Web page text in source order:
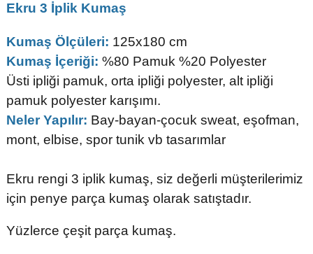
Ekru 3 İplik Kumaş
Kumaş Ölçüleri: 125x180 cm
Kumaş İçeriği: %80 Pamuk %20 Polyester
Üsti ipliği pamuk, orta ipliği polyester, alt ipliği
pamuk polyester karışımı.
Neler Yapılır: Bay-bayan-çocuk sweat, eşofman,
mont, elbise, spor tunik vb tasarımlar
Ekru rengi 3 iplik kumaş, siz değerli müşterilerimiz
için penye parça kumaş olarak satıştadır.
Yüzlerce çeşit parça kumaş.